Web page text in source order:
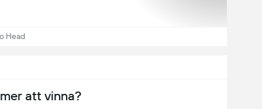
Head
att vinna?